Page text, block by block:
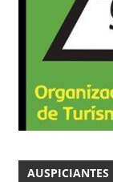
AUSPICIANTES